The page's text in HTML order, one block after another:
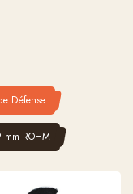
Défense
mm ROHM